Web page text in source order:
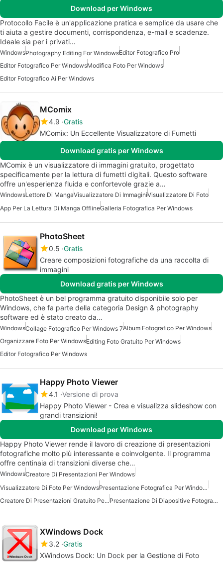
Download per Windows
Protocollo Facile è un'applicazione pratica e semplice da usare che
ti aiuta a gestire documenti, corrispondenza, e-mail e scadenze.
Ideale sia per i privati…
WindowsPhotography Editing For WindowsEditor Fotografico Pro
Editor Fotografico Per WindowsModifica Foto Per Windows
Editor Fotografico Ai Per Windows
MComix
4.9 Gratis
MComix: Un Eccellente Visualizzatore di Fumetti
Download gratis per Windows
MComix è un visualizzatore di immagini gratuito, progettato
specificamente per la lettura di fumetti digitali. Questo software
offre un'esperienza fluida e confortevole grazie a…
WindowsLettore Di MangaVisualizzatore Di ImmaginiVisualizzatore Di Foto
App Per La Lettura Di Manga OfflineGalleria Fotografica Per Windows
PhotoSheet
0.5 Gratis
Creare composizioni fotografiche da una raccolta di
immagini
Download gratis per Windows
PhotoSheet è un bel programma gratuito disponibile solo per
Windows, che fa parte della categoria Design & photography
software ed è stato creato da…
WindowsCollage Fotografico Per Windows 7Album Fotografico Per Windows
Organizzare Foto Per WindowsEditing Foto Gratuito Per Windows
Editor Fotografico Per Windows
Happy Photo Viewer
4.1 Versione di prova
Happy Photo Viewer - Crea e visualizza slideshow con
grandi transizioni!
Download per Windows
Happy Photo Viewer rende il lavoro di creazione di presentazioni
fotografiche molto più interessante e coinvolgente. Il programma
offre centinaia di transizioni diverse che…
WindowsCreatore Di Presentazioni Per Windows
Visualizzatore Di Foto Per Windows
Presentazione Fotografica Per Windows
Creatore Di Presentazioni Gratuito Per Windows
Presentazione Di Diapositive Fotografiche Per Windows
XWindows Dock
3.2 Gratis
XWindows Dock: Un Dock per la Gestione di Foto